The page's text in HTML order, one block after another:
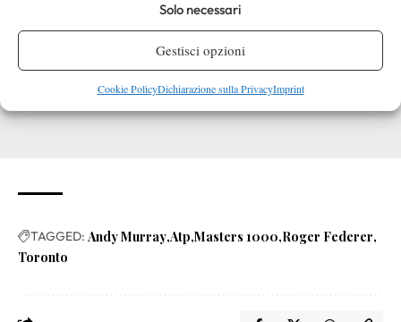
Solo necessari
Gestisci opzioni
Cookie PolicyDichiarazione sulla PrivacyImprint
TAGGED: Andy Murray Atp Masters 1000 Roger Federer
Toronto